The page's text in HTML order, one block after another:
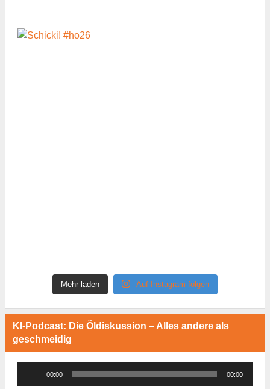
Mehr laden Auf Instagram folgen
KI-Podcast: Die Öldiskussion – Alles andere als
geschmeidig
00:00 00:00